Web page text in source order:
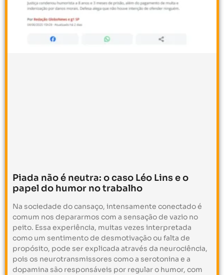
Piada não é neutra: o caso Léo Lins e o
papel do humor no trabalho
Na sociedade do cansaço, intensamente conectado é
comum nos depararmos com a sensação de vazio no
peito. Essa experiência, muitas vezes interpretada
como um sentimento de desmotivação ou falta de
propósito, pode ser explicada através da neurociência,
pois os neurotransmissores como a serotonina e a
dopamina são responsáveis por regular o humor, com